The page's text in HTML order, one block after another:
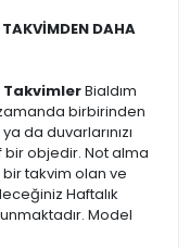
DAHA
TakvimlerBialdım
birbirinden
da duvarlarınızı
bir objedir. Not alma
bir takvim olan ve
Haftalık
Model